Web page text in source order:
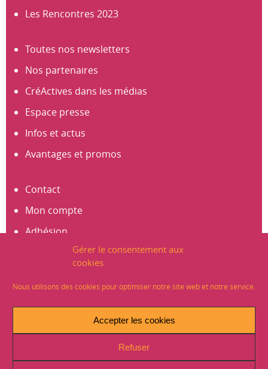
Gérer le consentement aux
cookies
Nous utilisons des cookies pour optimiser notre site web et notre service.
Accepter les cookies
Refuser
Les Rencontres 2023
Toutes nos newsletters
Nos partenaires
CréActives dans les médias
Espace presse
Infos et actus
Avantages et promos
Contact
Mon compte
Adhésion
S’abonner à la newsletter
Mentions légales